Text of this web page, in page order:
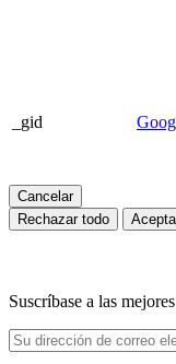
_gid
Cancelar
Rechazar todo
Suscríbase a las